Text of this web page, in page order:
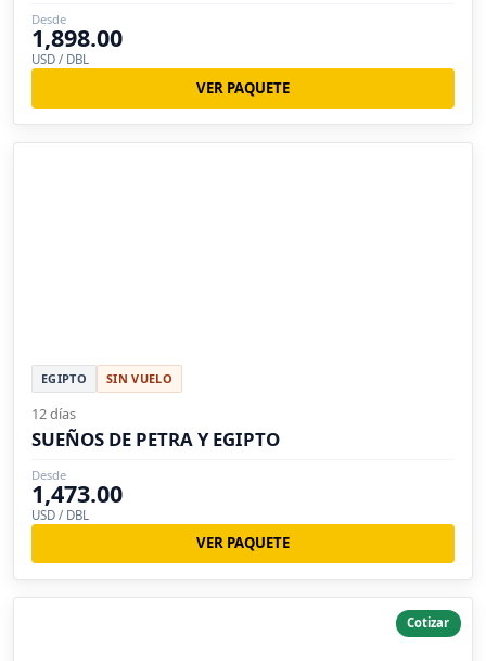
Desde
1,898.00
USD / DBL
VER PAQUETE
EGIPTO SIN VUELO
12 días
SUEÑOS DE PETRA Y EGIPTO
Desde
1,473.00
USD / DBL
VER PAQUETE
Cotizar